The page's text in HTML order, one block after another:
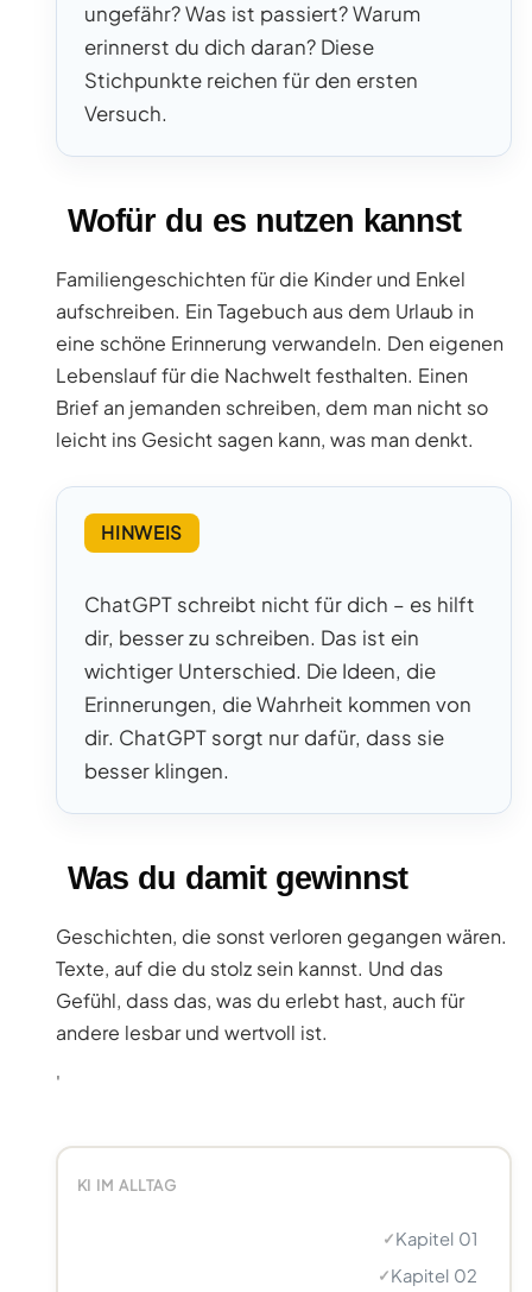
ungefähr? Was ist passiert? Warum
erinnerst du dich daran? Diese
Stichpunkte reichen für den ersten
Versuch.
Wofür du es nutzen kannst
Familiengeschichten für die Kinder und Enkel
aufschreiben. Ein Tagebuch aus dem Urlaub in
eine schöne Erinnerung verwandeln. Den eigenen
Lebenslauf für die Nachwelt festhalten. Einen
Brief an jemanden schreiben, dem man nicht so
leicht ins Gesicht sagen kann, was man denkt.
HINWEIS
ChatGPT schreibt nicht für dich – es hilft
dir, besser zu schreiben. Das ist ein
wichtiger Unterschied. Die Ideen, die
Erinnerungen, die Wahrheit kommen von
dir. ChatGPT sorgt nur dafür, dass sie
besser klingen.
Was du damit gewinnst
Geschichten, die sonst verloren gegangen wären.
Texte, auf die du stolz sein kannst. Und das
Gefühl, dass das, was du erlebt hast, auch für
andere lesbar und wertvoll ist.
'
KI IM ALLTAG
✓Kapitel 01
✓Kapitel 02